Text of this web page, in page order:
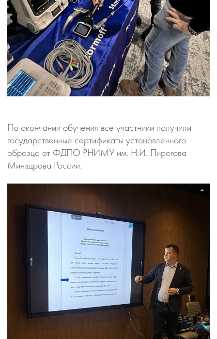
По окончании обучения все участники получили
государственные сертификаты установленного
образца от ФДПО РНИМУ им. Н.И. Пирогова
Минздрава России.